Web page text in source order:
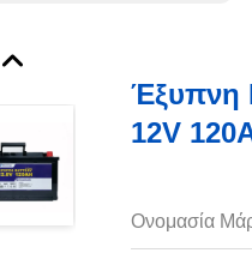
Έξυπνη
12V
Ονομασία